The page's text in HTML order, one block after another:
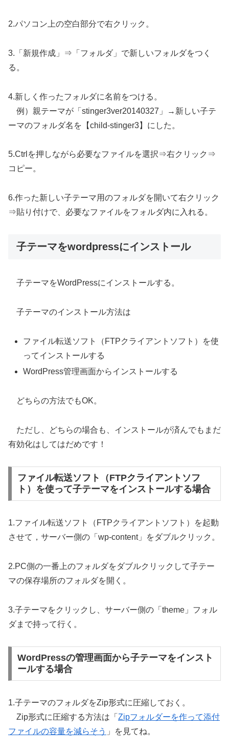
2.パソコン上の空白部分で右クリック。
3.「新規作成」⇒「フォルダ」で新しいフォルダをつく
る。
4.新しく作ったフォルダに名前をつける。
例）親テーマが「stinger3ver20140327」→新しい子テ
ーマのフォルダ名を【child-stinger3】にした。
5.Ctrlを押しながら必要なファイルを選択⇒右クリック⇒
コピー。
6.作った新しい子テーマ用のフォルダを開いて右クリック
⇒貼り付けで、必要なファイルをフォルダ内に入れる。
子テーマをwordpressにインストール
子テーマをWordPressにインストールする。
子テーマのインストール方法は
ファイル転送ソフト（FTPクライアントソフト）を使
ってインストールする
WordPress管理画面からインストールする
どちらの方法でもOK。
ただし、どちらの場合も、インストールが済んでもまだ
有効化はしてはだめです！
ファイル転送ソフト（FTPクライアントソフ
ト）を使って子テーマをインストールする場合
1.ファイル転送ソフト（FTPクライアントソフト）を起動
させて，サーバー側の「wp-content」をダブルクリック。
2.PC側の一番上のフォルダをダブルクリックして子テー
マの保存場所のフォルダを開く。
3.子テーマをクリックし、サーバー側の「theme」フォル
ダまで持って行く。
WordPressの管理画面から子テーマをインスト
ールする場合
1.子テーマのフォルダをZip形式に圧縮しておく。
Zip形式に圧縮する方法は「 Zipフォルダーを作って添付
ファイルの容量を減らそう 」を見てね。